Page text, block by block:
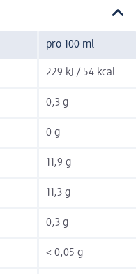
pro 100 ml
229 kJ / 54 kcal
0,3 g
0 g
11,9 g
11,3 g
0,3 g
< 0,05 g